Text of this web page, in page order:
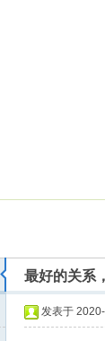
最好的关系
发表于